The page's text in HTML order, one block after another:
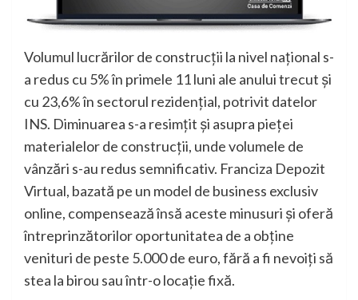
Volumul lucrărilor de construcții la nivel național s-
a redus cu 5% în primele 11 luni ale anului trecut și
cu 23,6% în sectorul rezidențial, potrivit datelor
INS. Diminuarea s-a resimțit și asupra pieței
materialelor de construcții, unde volumele de
vânzări s-au redus semnificativ. Franciza Depozit
Virtual, bazată pe un model de business exclusiv
online, compensează însă aceste minusuri și oferă
întreprinzătorilor oportunitatea de a obține
venituri de peste 5.000 de euro, fără a fi nevoiți să
stea la birou sau într-o locație fixă.